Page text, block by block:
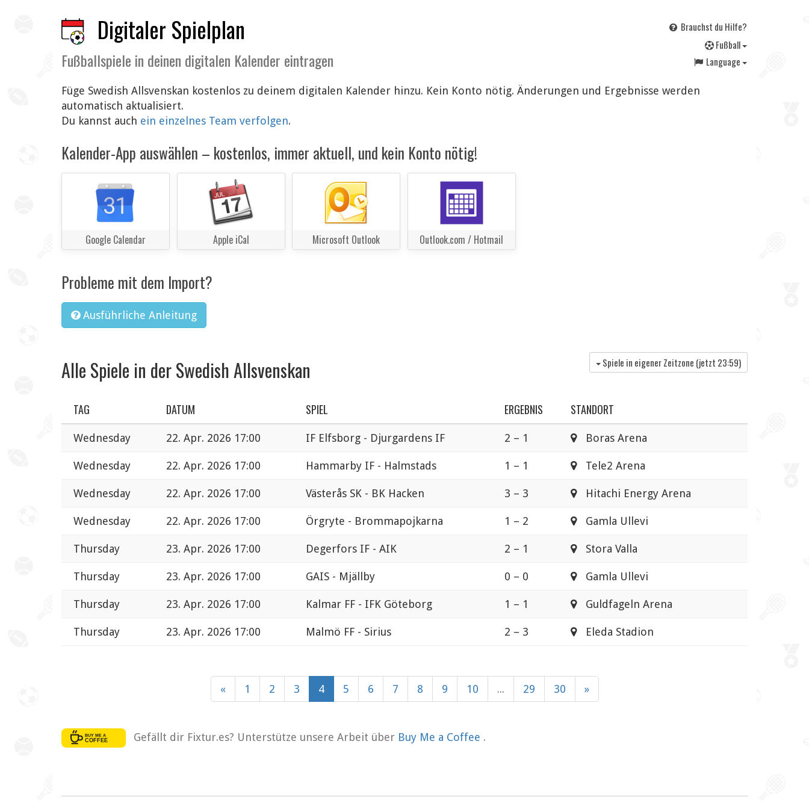
Digitaler Spielplan
Fußballspiele in deinen digitalen Kalender eintragen
Brauchst du Hilfe?
Fußball
Language
Füge Swedish Allsvenskan kostenlos zu deinem digitalen Kalender hinzu. Kein Konto nötig. Änderungen und Ergebnisse werden
automatisch aktualisiert.
Du kannst auch ein einzelnes Team verfolgen.
Kalender-App auswählen – kostenlos, immer aktuell, und kein Konto nötig!
Google Calendar Apple iCal Microsoft Outlook Outlook.com / Hotmail
Probleme mit dem Import?
Ausführliche Anleitung
Alle Spiele in der Swedish Allsvenskan Spiele in eigener Zeitzone (jetzt 23:59)
TAG DATUM SPIEL ERGEBNIS STANDORT
Wednesday 22. Apr. 2026 17:00 IF Elfsborg - Djurgardens IF 2 – 1 Boras Arena
Wednesday 22. Apr. 2026 17:00 Hammarby IF - Halmstads 1 – 1 Tele2 Arena
Wednesday 22. Apr. 2026 17:00 Västerås SK - BK Hacken 3 – 3 Hitachi Energy Arena
Wednesday 22. Apr. 2026 17:00 Örgryte - Brommapojkarna 1 – 2 Gamla Ullevi
Thursday 23. Apr. 2026 17:00 Degerfors IF - AIK 2 – 1 Stora Valla
Thursday 23. Apr. 2026 17:00 GAIS - Mjällby 0 – 0 Gamla Ullevi
Thursday 23. Apr. 2026 17:00 Kalmar FF - IFK Göteborg 1 – 1 Guldfageln Arena
Thursday 23. Apr. 2026 17:00 Malmö FF - Sirius 2 – 3 Eleda Stadion
« 1 2 3 4 5 6 7 8 9 10 ... 29 30 »
Gefällt dir Fixtur.es? Unterstütze unsere Arbeit über Buy Me a Coffee .